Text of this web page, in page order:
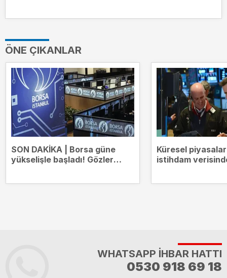
ÖNE ÇIKANLAR
SON DAKİKA | Borsa güne
yükselişle başladı! Gözler
Küresel
istihdam
WHATSAPP İHBAR HATTI
0530 918 69 18